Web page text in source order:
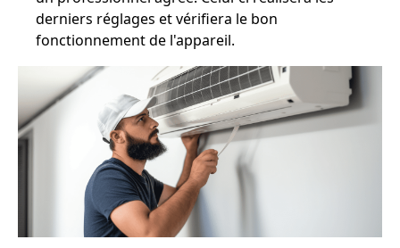
derniers réglages et vérifiera le bon
fonctionnement de l'appareil.